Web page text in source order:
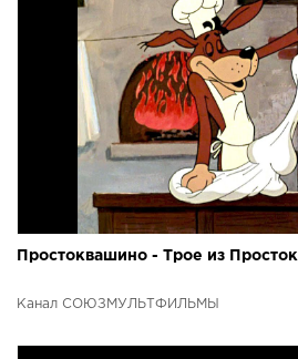
Простоквашино - Трое из
Канал СОЮЗМУЛЬТФИЛЬМЫ